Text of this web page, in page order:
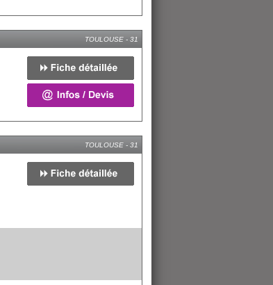
TOULOUSE - 31
TOULOUSE - 31